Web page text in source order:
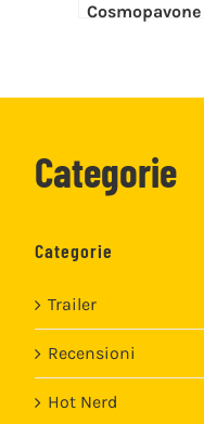
Cosmopavone
Categorie
Categorie
Trailer
Recensioni
Hot Nerd